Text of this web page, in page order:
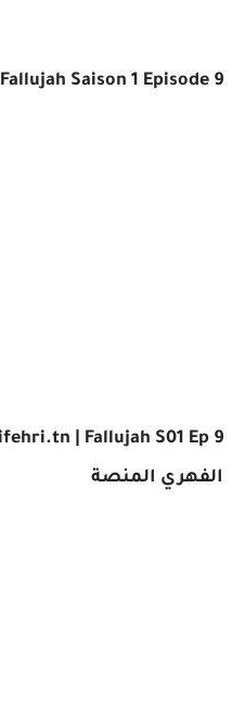
Fallujah Saison 1 Episode 9
الفهري المنصة